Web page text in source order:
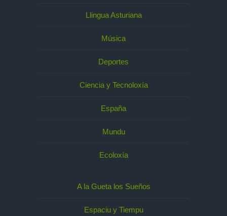
Llingua Asturiana
Música
Deportes
Ciencia y Tecnoloxía
España
Mundu
Ecoloxía
A la Gueta los Sueños
Espaciu y Tiempu